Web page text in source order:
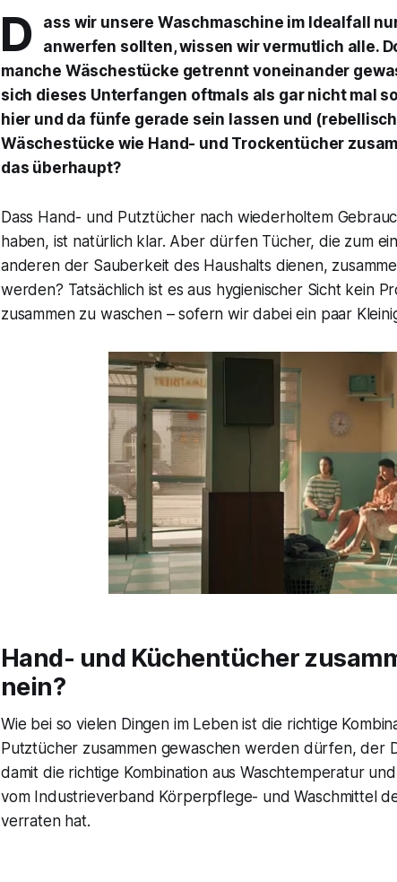
D
ass wir unsere Waschmaschine im Idealfall
anwerfen sollten, wissen wir vermutlich alle.
manche Wäschestücke getrennt voneinander
sich dieses Unterfangen oftmals als gar nicht mal
hier und da fünfe gerade sein lassen und
Wäschestücke wie Hand- und Trockentücher
das überhaupt?
Dass Hand- und Putztücher nach wiederholtem
haben, ist natürlich klar. Aber dürfen Tücher, die zum
anderen der Sauberkeit des Haushalts dienen,
werden? Tatsächlich ist es aus hygienischer Sicht kein
zusammen zu waschen – sofern wir dabei ein paar
Hand- und Küchentücher
nein?
Wie bei so vielen Dingen im Leben ist die richtige
Putztücher zusammen gewaschen werden dürfen, der
damit die richtige Kombination aus Waschtemperatur
vom Industrieverband Körperpflege- und Waschmittel
verraten hat.